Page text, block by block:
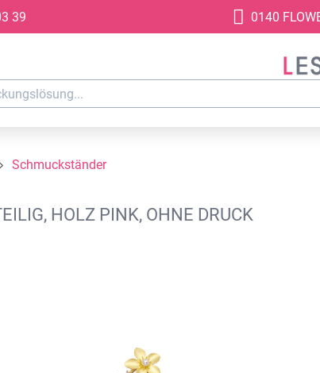
39 0140
Schmuckständer
HOLZ PINK, OHNE DRUCK